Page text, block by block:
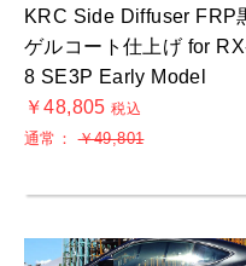
KRC Side Diffuser FRP
ゲルコート仕上げ for
8 SE3P Early Model
￥48,805税込
通常：￥49,801